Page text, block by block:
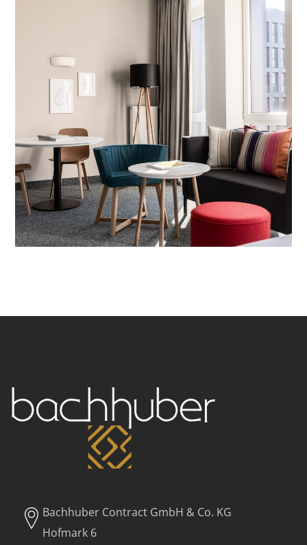
Sylc. Apartmenthotel,
Hamburg
CONTEMPORARY
Bachhuber Contract GmbH & Co. KG
Hofmark 6